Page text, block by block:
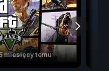
miesięcy temu